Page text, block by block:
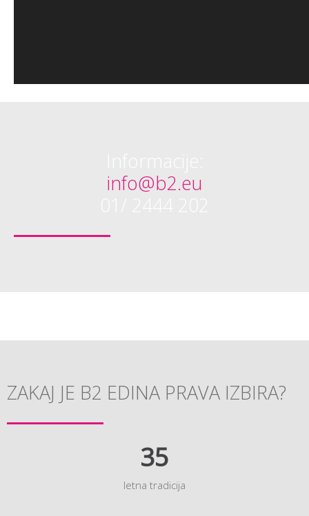
info@b2.eu
ZAKAJ JE B2 EDINA PRAVA IZBIRA?
35
letna tradicija